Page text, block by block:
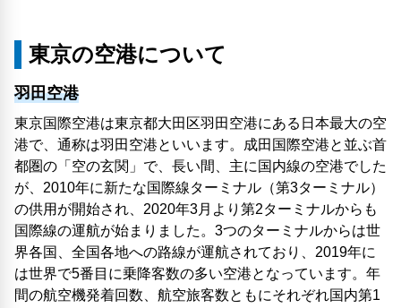
東京の空港について
羽田空港
東京国際空港は東京都大田区羽田空港にある日本最大の空
港で、通称は羽田空港といいます。成田国際空港と並ぶ首
都圏の「空の玄関」で、長い間、主に国内線の空港でした
が、2010年に新たな国際線ターミナル（第3ターミナル）
の供用が開始され、2020年3月より第2ターミナルからも
国際線の運航が始まりました。3つのターミナルからは世
界各国、全国各地への路線が運航されており、2019年に
は世界で5番目に乗降客数の多い空港となっています。年
間の航空機発着回数、航空旅客数ともにそれぞれ国内第1